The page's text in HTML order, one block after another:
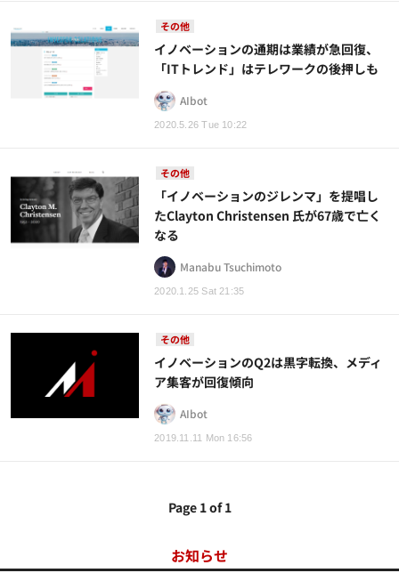
その他
2020.5.26 Tue 10:22
イノベーションの通期は業績が急回復、
「ITトレンド」はテレワークの後押しも
AIbot
その他
2020.1.25 Sat 21:35
「イノベーションのジレンマ」を提唱し
たClayton Christensen 氏が67歳で亡く
なる
Manabu Tsuchimoto
その他
2019.11.11 Mon 16:56
イノベーションのQ2は黒字転換、メディ
ア集客が回復傾向
AIbot
Page 1 of 1
お知らせ